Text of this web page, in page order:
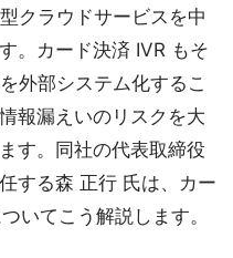
クラウドサービスを中
。カード決済 IVR もそ
外部システム化するこ
報漏えいのリスクを大
す。同社の代表取締役
する森 正行 氏は、カー
いてこう解説します。